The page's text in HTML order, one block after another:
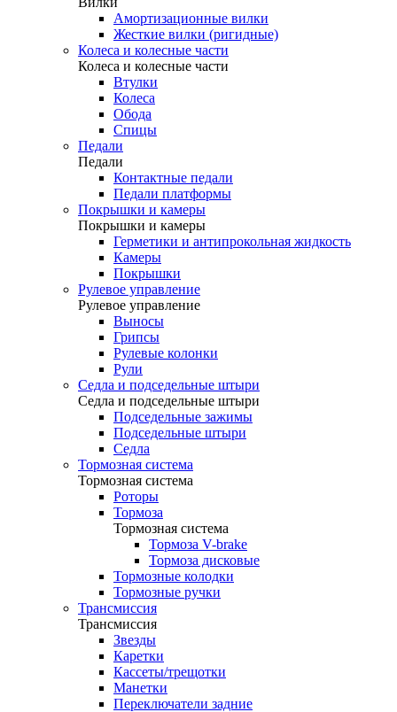
Амортизационные вилки
Жесткие вилки (ригидные)
Колеса и колесные части
Колеса и колесные части
Втулки
Колеса
Обода
Спицы
Педали
Педали
Контактные педали
Педали платформы
Покрышки и камеры
Покрышки и камеры
Герметики и антипрокольная жидкость
Камеры
Покрышки
Рулевое управление
Рулевое управление
Выносы
Грипсы
Рулевые колонки
Рули
Седла и подседельные штыри
Седла и подседельные штыри
Подседельные зажимы
Подседельные штыри
Седла
Тормозная система
Тормозная система
Роторы
Тормоза
Тормозная система
Тормоза V-brake
Тормоза дисковые
Тормозные колодки
Тормозные ручки
Трансмиссия
Трансмиссия
Звезды
Каретки
Кассеты/трещотки
Манетки
Переключатели задние